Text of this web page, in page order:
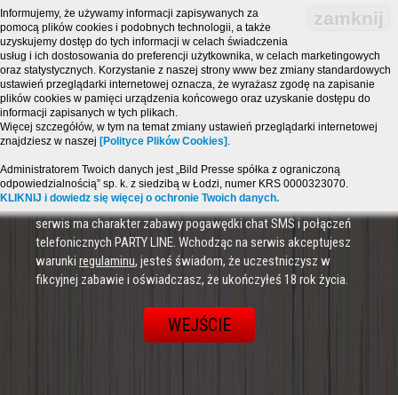
zamknij
Informujemy, że używamy informacji zapisywanych za
pomocą plików cookies i podobnych technologii, a także
uzyskujemy dostęp do tych informacji w celach świadczenia
usług i ich dostosowania do preferencji użytkownika, w celach marketingowych
oraz statystycznych. Korzystanie z naszej strony www bez zmiany standardowych
ustawień przeglądarki internetowej oznacza, że wyrażasz zgodę na zapisanie
plików cookies w pamięci urządzenia końcowego oraz uzyskanie dostępu do
informacji zapisanych w tych plikach.
Więcej szczegółów, w tym na temat zmiany ustawień przeglądarki internetowej
znajdziesz w naszej [Polityce Plików Cookies] .
Administratorem Twoich danych jest „Bild Presse spółka z ograniczoną
odpowiedzialnością” sp. k. z siedzibą w Łodzi, numer KRS 0000323070.
KLIKNIJ i dowiedz się więcej o ochronie Twoich danych.
Strona zawiera treści o charakterze erotycznym i jest
przeznaczona dla osób, które ukończyły 18 lat! Powyższy
serwis ma charakter zabawy pogawędki chat SMS i połączeń
telefonicznych PARTY LINE. Wchodząc na serwis akceptujesz
warunki regulaminu, jesteś świadom, że uczestniczysz w
fikcyjnej zabawie i oświadczasz, że ukończyłeś 18 rok życia.
WEJŚCIE